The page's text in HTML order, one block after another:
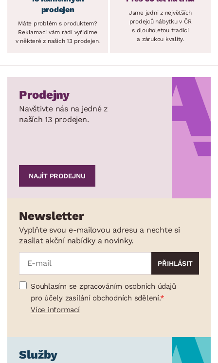
prodejen
Máte problém s produktem?
Reklamaci vám rádi vyřídíme
v některé z našich 13 prodejen.
Jsme jedni z největších
prodejců nábytku v ČR
s dlouholetou tradicí
a zárukou kvality.
Prodejny
Navštivte nás na jedné z
naších 13 prodejen.
NAJÍT PRODEJNU
Newsletter
Vyplňte svou e-mailovou adresu a nechte si
zasílat akční nabídky a novinky.
Souhlasím se zpracováním osobních údajů
pro účely zasílání obchodních sdělení.
Více informací
Služby